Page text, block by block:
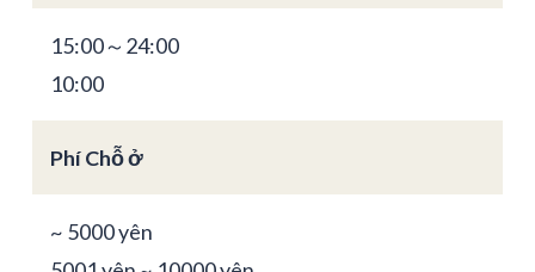
15:00～24:00
10:00
Phí Chỗ ở
~ 5000 yên